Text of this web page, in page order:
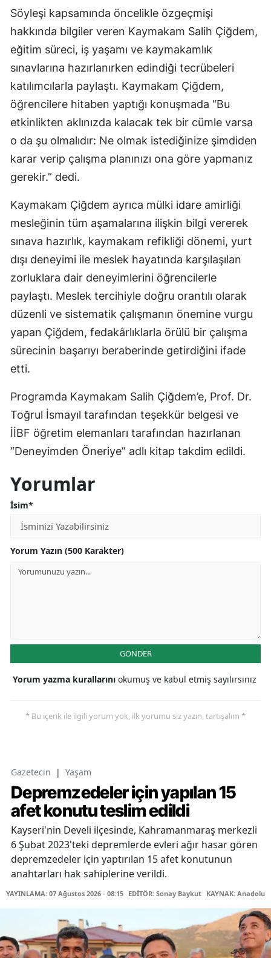
Söyleşi kapsamında öncelikle özgeçmişi
hakkında bilgiler veren Kaymakam Salih Çiğdem,
eğitim süreci, iş yaşamı ve kaymakamlık
sınavlarına hazırlanırken edindiği tecrübeleri
katılımcılarla paylaştı. Kaymakam Çiğdem,
öğrencilere hitaben yaptığı konuşmada “Bu
etkinlikten aklınızda kalacak tek bir cümle varsa
o da şu olmalıdır: Ne olmak istediğinize şimdiden
karar verip çalışma planınızı ona göre yapmanız
gerekir.” dedi.
Kaymakam Çiğdem ayrıca mülki idare amirliği
mesleğinin tüm aşamalarına ilişkin bilgi vererek
sınava hazırlık, kaymakam refikliği dönemi, yurt
dışı deneyimi ile meslek hayatında karşılaşılan
zorluklara dair deneyimlerini öğrencilerle
paylaştı. Meslek tercihiyle doğru orantılı olarak
düzenli ve sistematik çalışmanın önemine vurgu
yapan Çiğdem, fedakârlıklarla örülü bir çalışma
sürecinin başarıyı beraberinde getirdiğini ifade
etti.
Programda Kaymakam Salih Çiğdem’e, Prof. Dr.
Toğrul İsmayıl tarafından teşekkür belgesi ve
İİBF öğretim elemanları tarafından hazırlanan
“Deneyimden Öneriye” adlı kitap takdim edildi.
Yorumlar
İsim*
Yorum Yazın (500 Karakter)
GÖNDER
Yorum yazma kurallarını okumuş ve kabul etmiş sayılırsınız
* Bu içerik ile ilgili yorum yok, ilk yorumu siz yazın, tartışalım *
Gazetecin | Yaşam
Depremzedeler için yapılan 15
afet konutu teslim edildi
Kayseri'nin Develi ilçesinde, Kahramanmaraş merkezli
6 Şubat 2023'teki depremlerde evleri ağır hasar gören
depremzedeler için yaptırılan 15 afet konutunun
anahtarları hak sahiplerine verildi.
YAYINLAMA: 07 Ağustos 2026 - 08:15 EDİTÖR: Sonay Baykut KAYNAK: Anadolu